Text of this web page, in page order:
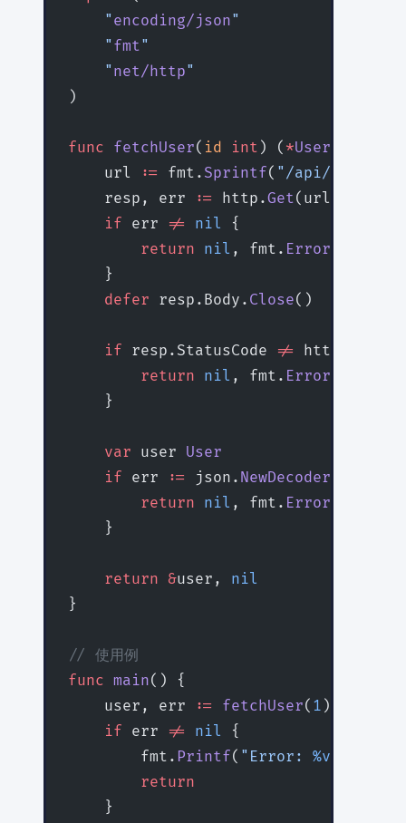
    "
encoding/json"
    "
fmt"
    "
net/http"
)
func fetchUser( id int ) ( *User
    url
:= fmt. Sprintf( "/api/users/
    resp, err
:= http.Get(url)
    if
err != nil {
        return
nil , fmt. Errorf
    }
    defer
resp.Body. Close()
    if
resp.StatusCode !=
        return
nil , fmt. Errorf
    }
    var
user User
    if
err := json. NewDecoder
        return
nil , fmt. Errorf
    }
    return
&user, nil
}
// 使用例
func main() {
    user, err
:= fetchUser( 1 )
    if
err != nil {
        fmt.
Printf( "Error: %v\n
        return
    }